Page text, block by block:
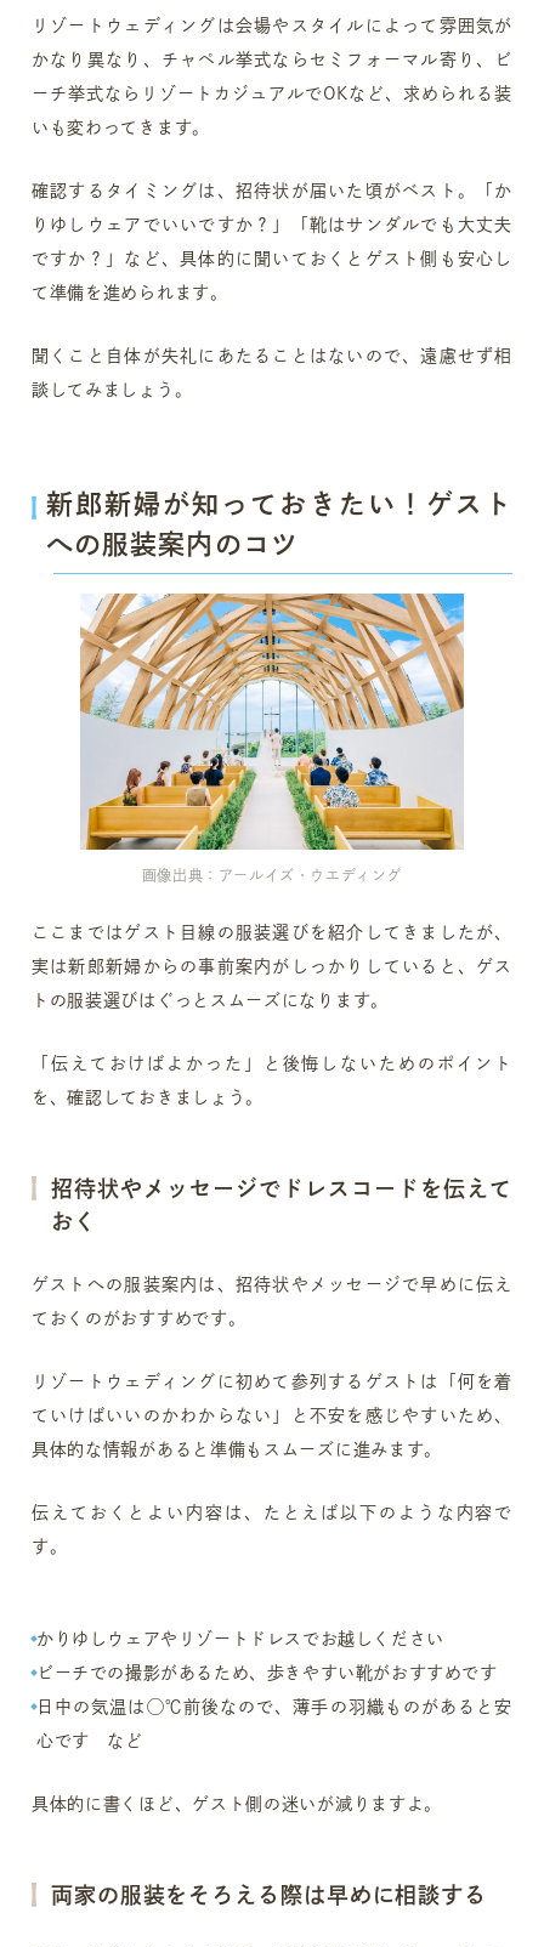
リゾートウェディングは会場やスタイルによって雰囲気が
かなり異なり、チャペル挙式ならセミフォーマル寄り、ビ
ーチ挙式ならリゾートカジュアルでOKなど、求められる装
いも変わってきます。
確認するタイミングは、招待状が届いた頃がベスト。「か
りゆしウェアでいいですか？」「靴はサンダルでも大丈夫
ですか？」など、具体的に聞いておくとゲスト側も安心し
て準備を進められます。
聞くこと自体が失礼にあたることはないので、遠慮せず相
談してみましょう。
新郎新婦が知っておきたい！ゲスト
への服装案内のコツ
画像出典：アールイズ・ウエディング
ここまではゲスト目線の服装選びを紹介してきましたが、
実は新郎新婦からの事前案内がしっかりしていると、ゲス
トの服装選びはぐっとスムーズになります。
「伝えておけばよかった」と後悔しないためのポイント
を、確認しておきましょう。
招待状やメッセージでドレスコードを伝えて
おく
ゲストへの服装案内は、招待状やメッセージで早めに伝え
ておくのがおすすめです。
リゾートウェディングに初めて参列するゲストは「何を着
ていけばいいのかわからない」と不安を感じやすいため、
具体的な情報があると準備もスムーズに進みます。
伝えておくとよい内容は、たとえば以下のような内容で
す。
かりゆしウェアやリゾートドレスでお越しください
ビーチでの撮影があるため、歩きやすい靴がおすすめです
日中の気温は◯℃前後なので、薄手の羽織ものがあると安
心です など
具体的に書くほど、ゲスト側の迷いが減りますよ。
両家の服装をそろえる際は早めに相談する